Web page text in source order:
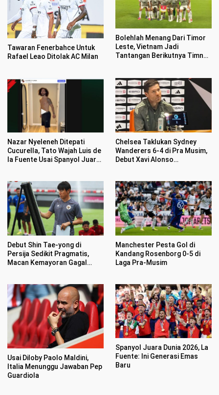
Tawaran Fenerbahce Untuk
Rafael Leao Ditolak AC Milan
Bolehlah Menang Dari Timor
Leste, Vietnam Jadi
Tantangan Berikutnya Timnas
Nazar Nyeleneh Ditepati
Cucurella, Tato Wajah Luis de
la Fuente Usai Spanyol Juara
Chelsea Taklukan Sydney
Wanderers 6-4 di Pra Musim,
Debut Xavi Alonso
Debut Shin Tae-yong di
Persija Sedikit Pragmatis,
Macan Kemayoran Gagal
Manchester Pesta Gol di
Kandang Rosenborg 0-5 di
Laga Pra-Musim
Usai Diloby Paolo Maldini,
Italia Menunggu Jawaban Pep
Guardiola
Spanyol Juara Dunia 2026, La
Fuente: Ini Generasi Emas
Baru